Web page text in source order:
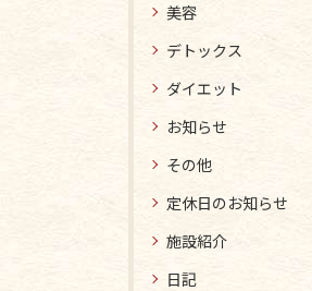
美容
デトックス
ダイエット
お知らせ
その他
定休日のお知らせ
施設紹介
日記